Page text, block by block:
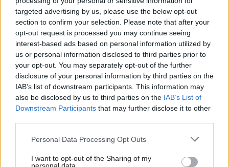
targeted advertising by us, please use the below opt-out
section to confirm your selection. Please note that after your
opt-out request is processed you may continue seeing
interest-based ads based on personal information utilized by
us or personal information disclosed to third parties prior to
your opt-out. You may separately opt-out of the further
disclosure of your personal information by third parties on the
IAB’s list of downstream participants. This information may
also be disclosed by us to third parties on the IAB’s List of
Downstream Participants that may further disclose it to other
Please note that this website/app uses one or more Google
not limited to your visit or usage behaviour. You may click to
Personal Data Processing Opt Outs
I want to opt-out of the Sharing of my
A nemusíte sa obmedzovať iba na vnútorný priestor,
otvárať sa môžete aj smerom von. To platí najmä pre
majiteľov rodinných domov, v bytoch na sídlisku je to
troška komplikovanejšie, aj keď nie nemožné.
Súčasná moderná architektúra, našťastie, už rešpektuje
tieto potreby človeka a architekti sa snažia pri návrhoch
dovnútra viac slnka.